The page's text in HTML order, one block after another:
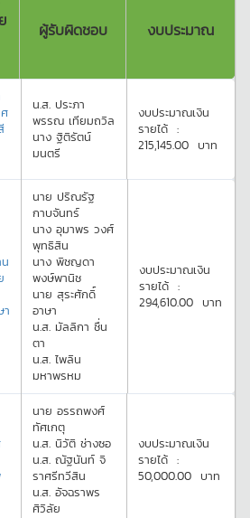
ผู้รับผิดชอบ งบประมาณ
น.ส. ประภา
พรรณ เทียมถวิล
นาง ฐิติรัตน์
มนตรี
งบประมาณเงิน
รายได้ :
215,145.00 บาท
า
นาย ปริณรัฐ
กาบจันทร์
นาง อุมาพร วงศ์
พุทธิสิน
นาง พิชญดา
พงษ์พานิช
นาย สุระศักดิ์
อาษา
น.ส. มัลลิกา ชื่น
ตา
น.ส. ไพลิน
มหาพรหม
งบประมาณเงิน
รายได้ :
294,610.00 บาท
นาย อรรถพงศ์
ทัศเกตุ
น.ส. นิวัติ ช่างซอ
น.ส. ณัฐนันท์ จิ
ราศรีทวีสิน
น.ส. อัจฉราพร
ศิวิลัย
งบประมาณเงิน
รายได้ :
50,000.00 บาท